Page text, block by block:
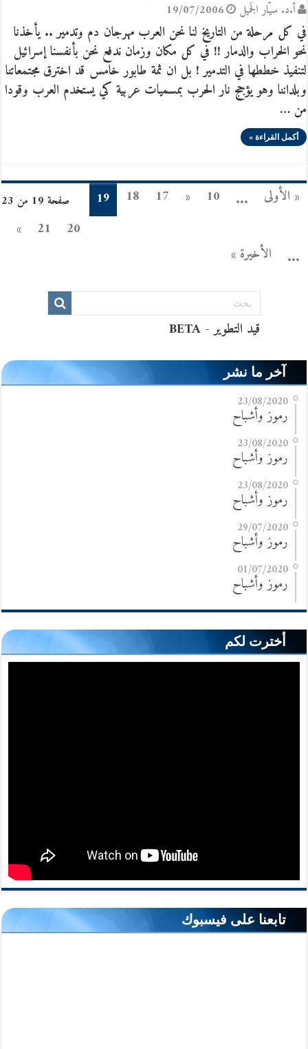
أ.د. سيّار الجَميل 19/07/2006
في كل مرحلة من التاريخ لنا نحن العرب مهرجان دم وتدمير .. يأخذنا
نحو الخراب والدمار !! في كل مكان وزمان ندفع نحن بأنفسنا إسرائيل
لتنفيذ خططها في التدمير ! بل ان ثمة طابور خامس قد اخترق مجتمعاتنا
وبلداننا وهو يؤجج نار الحرب بمسميات عربية كي يستخدم العرب وقودا
من …
أكمل القراءة »
صفحة 19 من 23 « الأولى ...
10
«
17
18
19
20
21
»
...
الأخيرة »
آخر ما نشر
23/08/2020
رموز وأشباح
23/08/2020
رموز وأشباح
23/08/2020
رموز وأشباح
29/07/2020
رموز وأشباح
01/07/2020
رموز وأشباح
أخترت لكم
تابعنا على فيسبوك